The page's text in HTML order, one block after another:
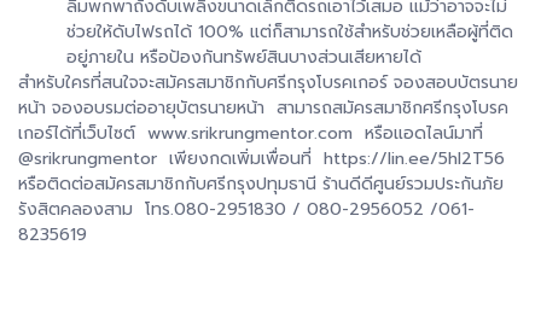
ลืมพกพาถังดับเพลิงขนาดเล็กติดรถเอาไว้เสมอ แม้ว่าอาจจะไม่
ช่วยให้ดับไฟรถได้ 100% แต่ก็สามารถใช้สำหรับช่วยเหลือผู้ที่ติด
อยู่ภายใน หรือป้องกันทรัพย์สินบางส่วนเสียหายได้
สำหรับใครที่สนใจจะสมัครสมาชิกกับศรีกรุงโบรคเกอร์ จองสอบบัตรนาย
หน้า จองอบรมต่ออายุบัตรนายหน้า สามารถสมัครสมาชิกศรีกรุงโบรค
เกอร์ได้ที่เว็บไซต์ www.srikrungmentor.com หรือแอดไลน์มาที่
@srikrungmentor เพียงกดเพิ่มเพื่อนที่ https://lin.ee/5hl2T56
หรือติดต่อสมัครสมาชิกกับศรีกรุงปทุมธานี ร้านดีดีศูนย์รวมประกันภัย
รังสิตคลองสาม โทร.080-2951830 / 080-2956052 /061-
8235619